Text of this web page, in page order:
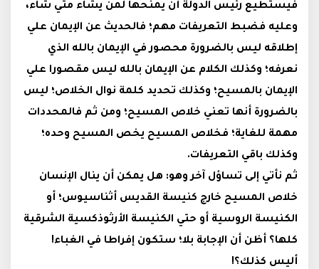
فيستطيع رئيس الدولة أن يمنحها لمن يشاء متي شاء،
وعليه فضبط التعريفات مهم؛ فالحديث عن الإيمان علي
إطلاقه ليس بالضرورة محصور في الإيمان بالله الذي
نعرفه؛ وكذلك الكلام عن الإيمان بالله ليس مقصورا علي
الإيمان بالمسيح؛ وكذلك تحديد كلمة نوال الخلاص؛ ليس
بالضرورة أنها تعني خلاص المسيح؛ ومن ثم فالمحددات
مهمة للغاية؛ فخلاص المسيح يخص المسيح وحده؛
وكذلك باقي التعريفات.
ثم نأتي إلى تساؤل آخر وهو: هل يمكن أن ينال الإنسان
خلاص المسيح خارج كنيسة القديس أثناسيوس؛ أو
الكنيسة الروسية أو حتي الكنيسة الأرثوذكسية الشرقية
كلها؟ أظن أن الإجابة بلا؛ ستكون إفراطا في الغباء!
أليس كذلك؟!